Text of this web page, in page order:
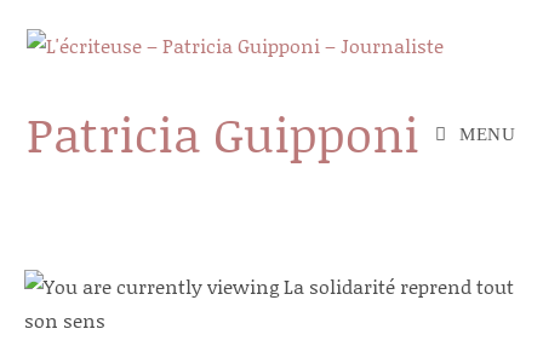
Patricia Guipponi MENU